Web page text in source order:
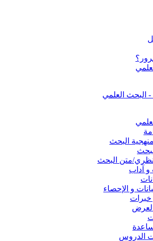
البحث
متن البحث
و آداب
و الإحصاء
الدروس